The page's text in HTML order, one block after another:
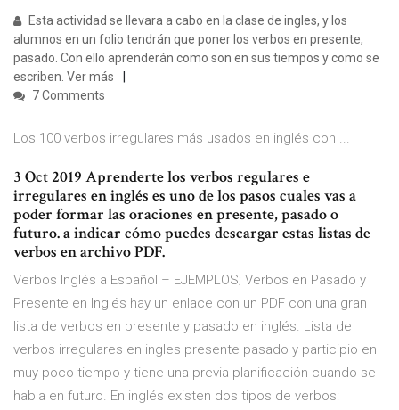
Esta actividad se llevara a cabo en la clase de ingles, y los
alumnos en un folio tendrán que poner los verbos en presente,
pasado. Con ello aprenderán como son en sus tiempos y como se
escriben. Ver más
7 Comments
Los 100 verbos irregulares más usados en inglés con ...
3 Oct 2019 Aprenderte los verbos regulares e
irregulares en inglés es uno de los pasos cuales vas a
poder formar las oraciones en presente, pasado o
futuro. a indicar cómo puedes descargar estas listas de
verbos en archivo PDF.
Verbos Inglés a Español – EJEMPLOS; Verbos en Pasado y
Presente en Inglés hay un enlace con un PDF con una gran
lista de verbos en presente y pasado en inglés. Lista de
verbos irregulares en ingles presente pasado y participio en
muy poco tiempo y tiene una previa planificación cuando se
habla en futuro. En inglés existen dos tipos de verbos: